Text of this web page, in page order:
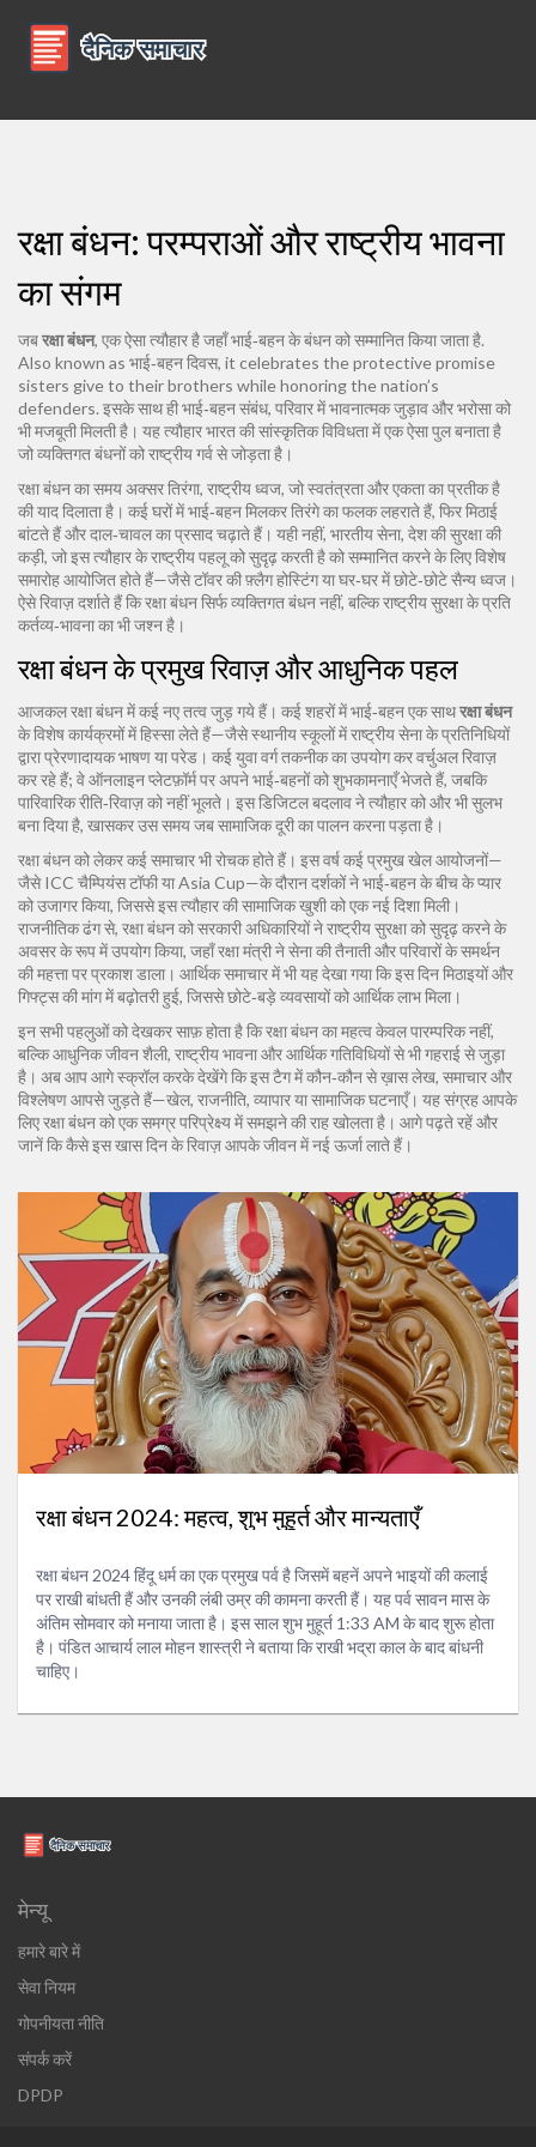
रक्षा बंधन: परम्पराओं और राष्ट्रीय भावना
का संगम
जबरक्षा बंधन, एक ऐसा त्यौहार है जहाँ भाई‑बहन के बंधन को सम्मानित किया जाता है.
Also known as भाई‑बहन दिवस, it celebrates the protective promise
sisters give to their brothers while honoring the nation’s
defenders. इसके साथ हीभाई‑बहन संबंध, परिवार में भावनात्मक जुड़ाव और भरोसाको
भी मजबूती मिलती है। यह त्यौहार भारत की सांस्कृतिक विविधता में एक ऐसा पुल बनाता है
जो व्यक्तिगत बंधनों को राष्ट्रीय गर्व से जोड़ता है।
रक्षा बंधन का समय अक्सरतिरंगा, राष्ट्रीय ध्वज, जो स्वतंत्रता और एकता का प्रतीक है
की याद दिलाता है। कई घरों में भाई‑बहन मिलकर तिरंगे का फलक लहराते हैं, फिर मिठाई
बांटते हैं और दाल‑चावल का प्रसाद चढ़ाते हैं। यही नहीं, भारतीय सेना, देश की सुरक्षा की
कड़ी, जो इस त्यौहार के राष्ट्रीय पहलू को सुदृढ़ करती हैको सम्मानित करने के लिए विशेष
समारोह आयोजित होते हैं—जैसे टॉवर की फ़्लैग होस्टिंग या घर‑घर में छोटे‑छोटे सैन्य ध्वज।
ऐसे रिवाज़ दर्शाते हैं कि रक्षा बंधन सिर्फ व्यक्तिगत बंधन नहीं, बल्कि राष्ट्रीय सुरक्षा के प्रति
कर्तव्य‑भावना का भी जश्न है।
रक्षा बंधन के प्रमुख रिवाज़ और आधुनिक पहल
आजकल रक्षा बंधन में कई नए तत्व जुड़ गये हैं। कई शहरों में भाई‑बहन एक साथरक्षा बंधन
के विशेष कार्यक्रमों में हिस्सा लेते हैं—जैसे स्थानीय स्कूलों में राष्ट्रीय सेना के प्रतिनिधियों
द्वारा प्रेरणादायक भाषण या परेड। कई युवा वर्ग तकनीक का उपयोग कर वर्चुअल रिवाज़
कर रहे हैं; वे ऑनलाइन प्लेटफ़ॉर्म पर अपने भाई‑बहनों को शुभकामनाएँ भेजते हैं, जबकि
पारिवारिक रीति‑रिवाज़ को नहीं भूलते। इस डिजिटल बदलाव ने त्यौहार को और भी सुलभ
बना दिया है, खासकर उस समय जब सामाजिक दूरी का पालन करना पड़ता है।
रक्षा बंधन को लेकर कई समाचार भी रोचक होते हैं। इस वर्ष कई प्रमुख खेल आयोजनों—
जैसे ICC चैम्पियंस टॉफी या Asia Cup—के दौरान दर्शकों ने भाई‑बहन के बीच के प्यार
को उजागर किया, जिससे इस त्यौहार की सामाजिक खुशी को एक नई दिशा मिली।
राजनीतिक ढंग से, रक्षा बंधन को सरकारी अधिकारियों ने राष्ट्रीय सुरक्षा को सुदृढ़ करने के
अवसर के रूप में उपयोग किया, जहाँ रक्षा मंत्री ने सेना की तैनाती और परिवारों के समर्थन
की महत्ता पर प्रकाश डाला। आर्थिक समाचार में भी यह देखा गया कि इस दिन मिठाइयों और
गिफ्ट्स की मांग में बढ़ोतरी हुई, जिससे छोटे‑बड़े व्यवसायों को आर्थिक लाभ मिला।
इन सभी पहलुओं को देखकर साफ़ होता है कि रक्षा बंधन का महत्व केवल पारम्परिक नहीं,
बल्कि आधुनिक जीवन शैली, राष्ट्रीय भावना और आर्थिक गतिविधियों से भी गहराई से जुड़ा
है। अब आप आगे स्क्रॉल करके देखेंगे कि इस टैग में कौन‑कौन से ख़ास लेख, समाचार और
विश्लेषण आपसे जुड़ते हैं—खेल, राजनीति, व्यापार या सामाजिक घटनाएँ। यह संग्रह आपके
लिए रक्षा बंधन को एक समग्र परिप्रेक्ष्य में समझने की राह खोलता है। आगे पढ़ते रहें और
जानें कि कैसे इस खास दिन के रिवाज़ आपके जीवन में नई ऊर्जा लाते हैं।
रक्षा बंधन 2024: महत्व, शुभ मुहूर्त और मान्यताएँ
रक्षा बंधन 2024 हिंदू धर्म का एक प्रमुख पर्व है जिसमें बहनें अपने भाइयों की कलाई
पर राखी बांधती हैं और उनकी लंबी उम्र की कामना करती हैं। यह पर्व सावन मास के
अंतिम सोमवार को मनाया जाता है। इस साल शुभ मुहूर्त 1:33 AM के बाद शुरू होता
है। पंडित आचार्य लाल मोहन शास्त्री ने बताया कि राखी भद्रा काल के बाद बांधनी
चाहिए।
मेन्यू
हमारे बारे में
सेवा नियम
गोपनीयता नीति
संपर्क करें
DPDP